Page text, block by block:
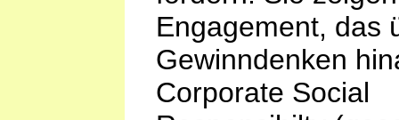
Engagement, das
Gewinndenken
Corporate Social